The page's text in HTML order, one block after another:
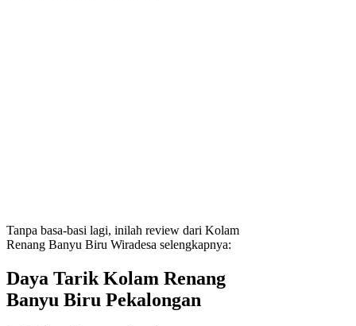
Tanpa basa-basi lagi, inilah review dari Kolam
Renang Banyu Biru Wiradesa selengkapnya:
Daya Tarik Kolam Renang
Banyu Biru Pekalongan